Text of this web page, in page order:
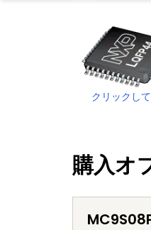
クリックし
購入オ